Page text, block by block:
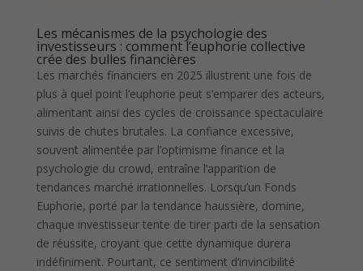
Les mécanismes de la psychologie des
investisseurs : comment l’euphorie collective
crée des bulles financières
Les marchés financiers en 2025 illustrent une fois de
plus à quel point l’euphorie peut s’emparer des acteurs,
alimentant ainsi des cycles de croissance spectaculaire
suivis de chutes brutales. La confiance excessive,
souvent alimentée par l’optimisme finance et la
psychologie du crowd, entraîne l’apparition de
tendances marché irrationnelles. Lorsqu’un Fonds
Euphorie, porté par la tendance haussière, domine,
chaque investisseur tente de tirer parti de la sensation
de réussite, croyant que cette dynamique durera
indéfiniment. Pourtant, ce sentiment d’invincibilité